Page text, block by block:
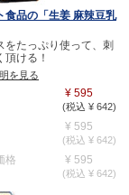
食品の「生姜 麻辣豆乳
をたっぷり使って、刺
ける！
を見る
¥ 595
(税込 ¥ 642)
¥ 595
(税込 ¥ 642)
格 ¥ 595
(税込 ¥ 642)